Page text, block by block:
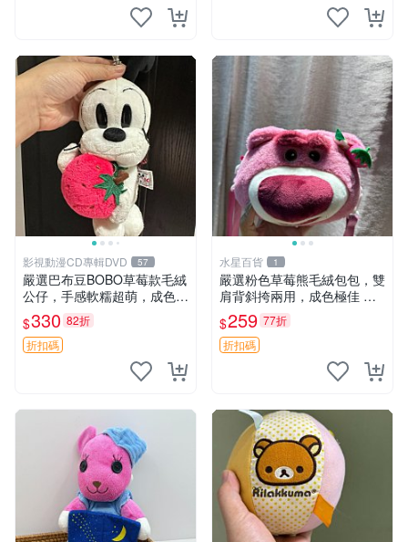
影視動漫CD專輯DVD 57
嚴選巴布豆BOBO草莓款毛絨
公仔，手感軟糯超萌，成色優
良適合作為收藏品或包包配
飾。可視頻確認詳情。 巴布
豆 BOBO 草莓 毛絨公仔 收藏
$330 82折
折扣碼
水星百貨 1
嚴選粉色草莓熊毛絨包包，雙
肩背斜挎兩用，成色極佳 精
準關鍵詞：草莓熊 包包 毛絨
$259 77折
折扣碼